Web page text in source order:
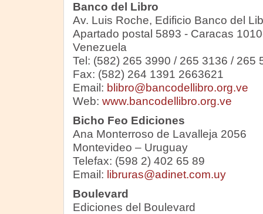
Banco del Libro
Av. Luis Roche, Edificio Banco del
Apartado postal 5893 - Caracas
Venezuela
Tel: (582) 265 3990 / 265 3136 / 265
Fax: (582) 264 1391 2663621
Email: blibro@bancodellibro.org.ve
Web: www.bancodellibro.org.ve
Bicho Feo Ediciones
Ana Monterroso de Lavalleja 2056
Montevideo – Uruguay
Telefax: (598 2) 402 65 89
Email: libruras@adinet.com.uy
Boulevard
Ediciones del Boulevard